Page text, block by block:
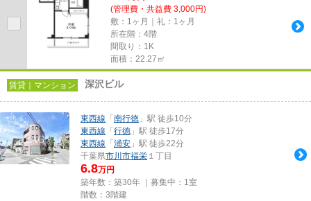
(管理費・共益費 3,000円)
敷：1ヶ月｜礼：1ヶ月
所在階：4階
間取り：1K
面積：22.27㎡
賃貸｜マンション 深沢ビル
東西線 「 南行徳 」駅 徒歩10分
東西線 「 行徳 」駅 徒歩17分
東西線 「 浦安 」駅 徒歩22分
千葉県市川市福栄 １丁目
6.8万円
築年数：築30年 ｜募集中： 1室
階数：3階建